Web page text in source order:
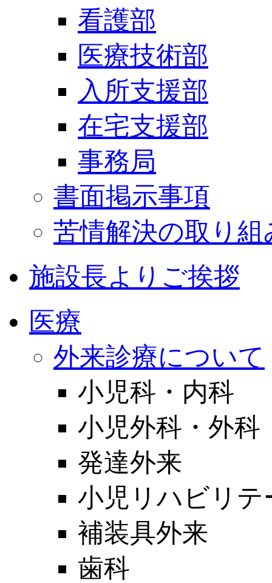
看護部
医療技術部
入所支援部
在宅支援部
事務局
書面掲示事項
苦情解決の取り組
施設長よりご挨拶
医療
外来診療について
小児科・内科
小児外科・外科
発達外来
小児リハビリ
補装具外来
歯科